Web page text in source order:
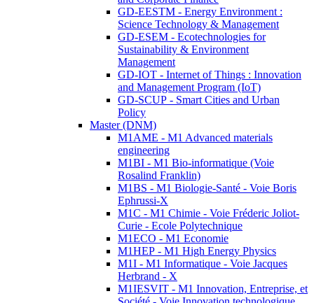
GD-EESTM - Energy Environment :
Science Technology & Management
GD-ESEM - Ecotechnologies for
Sustainability & Environment
Management
GD-IOT - Internet of Things : Innovation
and Management Program (IoT)
GD-SCUP - Smart Cities and Urban
Policy
Master (DNM)
M1AME - M1 Advanced materials
engineering
M1BI - M1 Bio-informatique (Voie
Rosalind Franklin)
M1BS - M1 Biologie-Santé - Voie Boris
Ephrussi-X
M1C - M1 Chimie - Voie Fréderic Joliot-
Curie - Ecole Polytechnique
M1ECO - M1 Economie
M1HEP - M1 High Energy Physics
M1I - M1 Informatique - Voie Jacques
Herbrand - X
M1IESVIT - M1 Innovation, Entreprise, et